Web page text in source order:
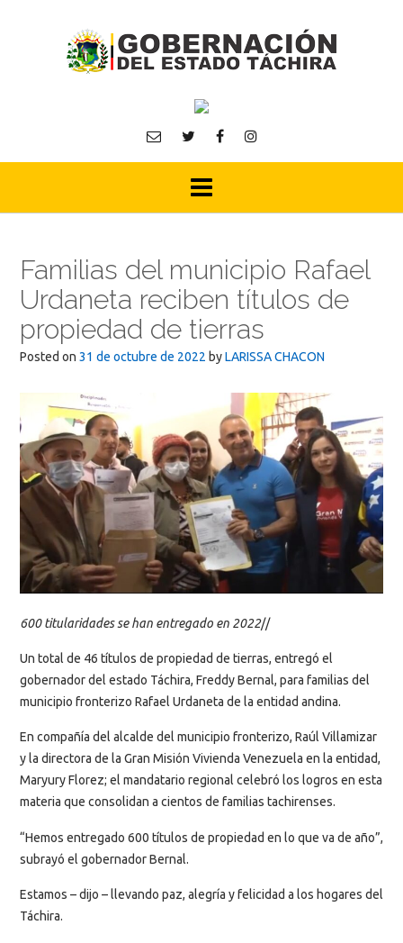
Familias del municipio Rafael
Urdaneta reciben títulos de
propiedad de tierras
Posted on 31 de octubre de 2022 byLARISSA CHACON
600 titularidades se han entregado en 2022//
Un total de 46 títulos de propiedad de tierras, entregó el
gobernador del estado Táchira, Freddy Bernal, para familias del
municipio fronterizo Rafael Urdaneta de la entidad andina.
En compañía del alcalde del municipio fronterizo, Raúl Villamizar
y la directora de la Gran Misión Vivienda Venezuela en la entidad,
Maryury Florez; el mandatario regional celebró los logros en esta
materia que consolidan a cientos de familias tachirenses.
“Hemos entregado 600 títulos de propiedad en lo que va de año”,
subrayó el gobernador Bernal.
Estamos – dijo – llevando paz, alegría y felicidad a los hogares del
Táchira.